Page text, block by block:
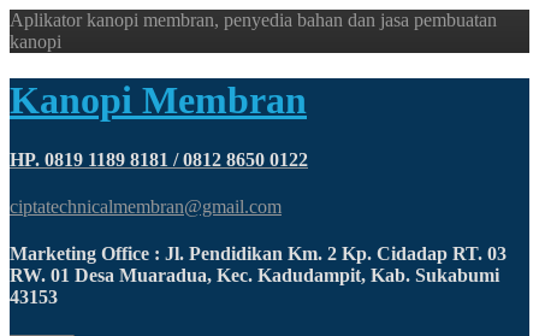
Aplikator kanopi membran, penyedia bahan dan jasa pembuatan
kanopi
Kanopi Membran
HP. 0819 1189 8181 / 0812 8650 0122
ciptatechnicalmembran@gmail.com
Marketing Office : Jl. Pendidikan Km. 2 Kp. Cidadap RT. 03
RW. 01 Desa Muaradua, Kec. Kadudampit, Kab. Sukabumi
43153